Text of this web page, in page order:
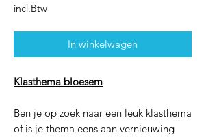
incl.Btw
In winkelwagen
Klasthema bloesem
Ben je op zoek naar een leuk klasthema
of is je thema eens aan vernieuwing